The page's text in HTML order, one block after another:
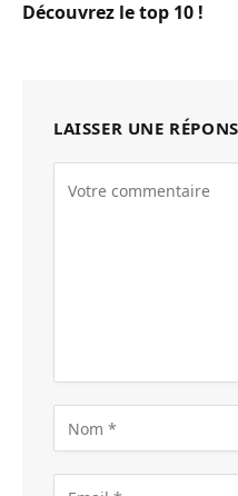
Découvrez le top 10 !
LAISSER UNE